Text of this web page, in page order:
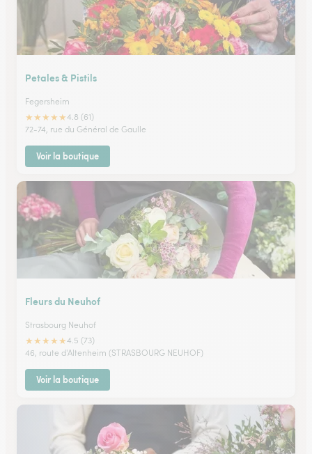
Petales & Pistils
Fegersheim
★★★★★4.8 (61)
72-74, rue du Général de Gaulle
Voir la boutique
Fleurs du Neuhof
Strasbourg Neuhof
★★★★★4.5 (73)
46, route d'Altenheim (STRASBOURG NEUHOF)
Voir la boutique